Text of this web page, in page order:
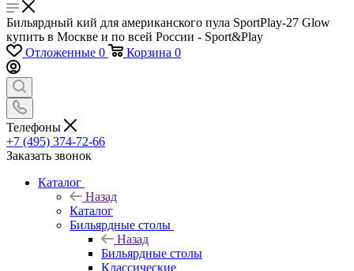
Бильярдный кий для американского пула SportPlay-27 Glow
купить в Москве и по всей России - Sport&Play
Отложенные 0 Корзина 0
Телефоны
+7 (495) 374-72-66
Заказать звонок
Каталог
Назад
Каталог
Бильярдные столы
Назад
Бильярдные столы
Классические